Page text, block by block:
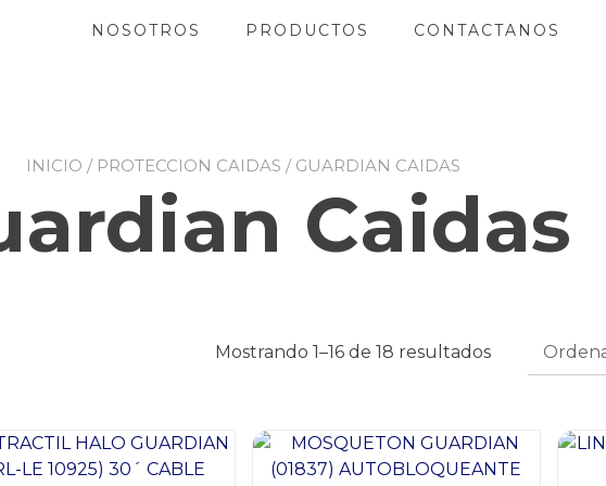
NOSOTROS PRODUCTOS CONTACTANOS
INICIO / PROTECCION CAIDAS / GUARDIAN CAIDAS
Caidas
Mostrando 1–16 de 18 resultadosOrdenado